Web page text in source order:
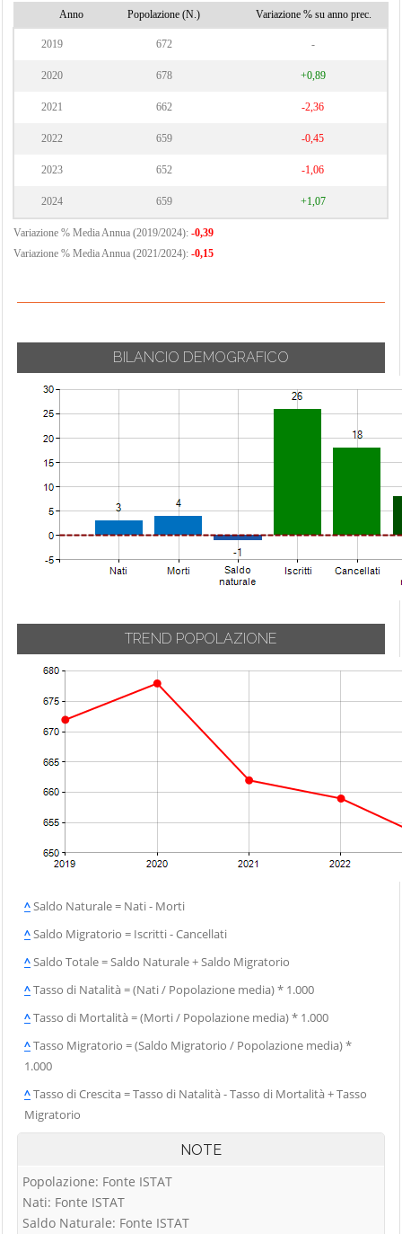
Anno Popolazione (N.) Variazione % su anno prec.
2019 672 -
2020 678 +0,89
2021 662 -2,36
2022 659 -0,45
2023 652 -1,06
2024 659 +1,07
Variazione % Media Annua (2019/2024): -0,39
Variazione % Media Annua (2021/2024): -0,15
BILANCIO DEMOGRAFICO
TREND POPOLAZIONE
^Saldo Naturale = Nati - Morti
^Saldo Migratorio = Iscritti - Cancellati
^Saldo Totale = Saldo Naturale + Saldo Migratorio
^Tasso di Natalità = (Nati / Popolazione media) * 1.000
^Tasso di Mortalità = (Morti / Popolazione media) * 1.000
^Tasso Migratorio = (Saldo Migratorio / Popolazione media) *
1.000
^Tasso di Crescita = Tasso di Natalità - Tasso di Mortalità + Tasso
Migratorio
NOTE
Popolazione: Fonte ISTAT
Nati: Fonte ISTAT
Saldo Naturale: Fonte ISTAT